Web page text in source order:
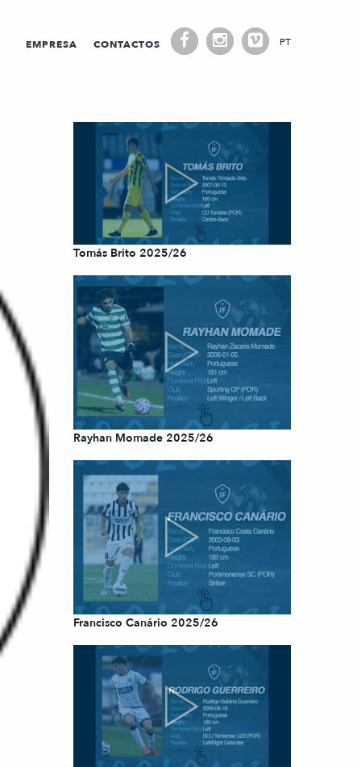
EMPRESA CONTACTOS PT
Tomás Brito 2025/26
Rayhan Momade 2025/26
Francisco Canário 2025/26